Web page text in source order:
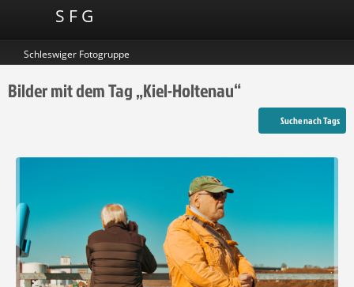
S F G
Schleswiger Fotogruppe
Bilder mit dem Tag „Kiel-Holtenau“
Suche nach Tags